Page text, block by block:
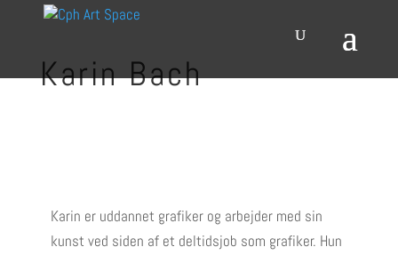
Karin Bach
Karin er uddannet grafiker og arbejder med sin
kunst ved siden af et deltidsjob som grafiker. Hun